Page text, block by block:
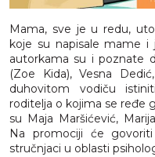
Mama, sve je u redu,
koje su napisale mame
autorkama su i poznate
(Zoe Kida), Vesna
duhovitom vodiču
roditelja o kojima se ređe
su Maja Maršićević,
Na promociji će
stručnjaci u oblasti